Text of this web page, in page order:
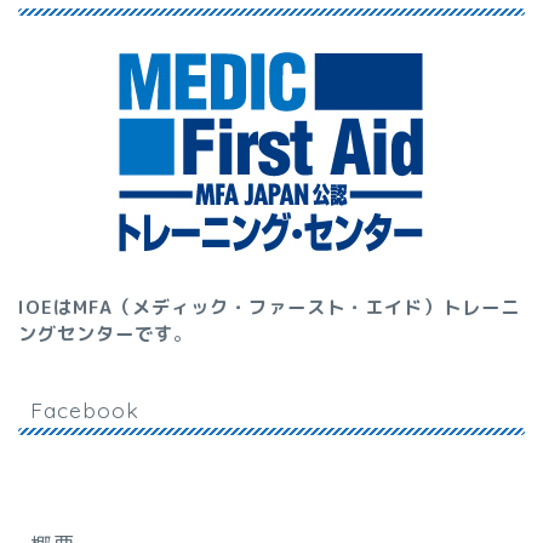
IOEはMFA（メディック・ファースト・エイド）トレーニ
ングセンターです。
Facebook